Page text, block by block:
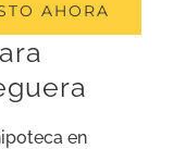
AHORA
en